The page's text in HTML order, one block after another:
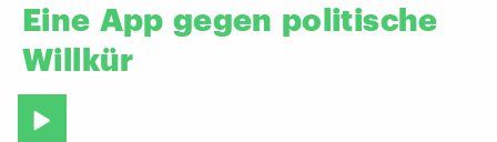
Eine App gegen politische
Willkür